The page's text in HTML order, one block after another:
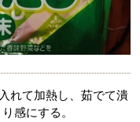
れて加熱し、茹でて潰
感にする。